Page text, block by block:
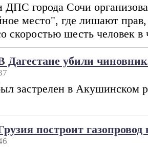
ДПС города Сочи
место", где лишают
скоростью шесть человек в
Дагестане убили
застрелен в Акушинском
построит газопровод